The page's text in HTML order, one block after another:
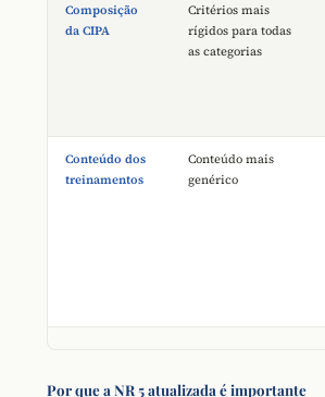
Composição
da CIPA
Critérios mais
rígidos para todas
as categorias
Conteúdo dos
treinamentos
Conteúdo mais
genérico
Por que a NR 5 atualizada é importante